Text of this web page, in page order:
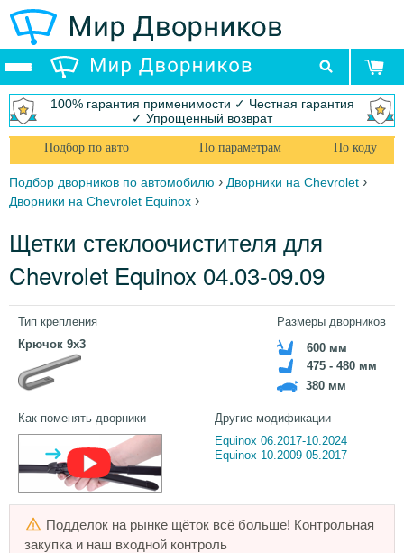
100% гарантия применимости ✓ Честная гарантия
✓ Упрощенный возврат
Подбор по авто По параметрам По коду
Подбор дворников по автомобилю › Дворники на Chevrolet ›
Дворники на Chevrolet Equinox ›
Щетки стеклоочистителя для
Chevrolet Equinox 04.03-09.09
Тип крепления
Крючок 9x3
Размеры дворников
600 мм
475 - 480 мм
380 мм
Как поменять дворники
Другие модификации
Equinox 06.2017-10.2024
Equinox 10.2009-05.2017
Подделок на рынке щёток всё больше! Контрольная
закупка и наш входной контроль